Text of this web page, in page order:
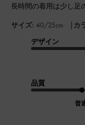
長時間の着用は少し足
サイズ: 40/25cm | カ
デザイン
品質
普